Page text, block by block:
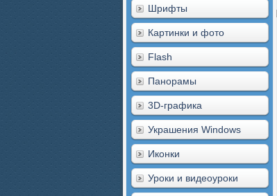
Шрифты
Картинки и фото
Flash
Панорамы
3D-графика
Украшения Windows
Иконки
Уроки и видеоуроки